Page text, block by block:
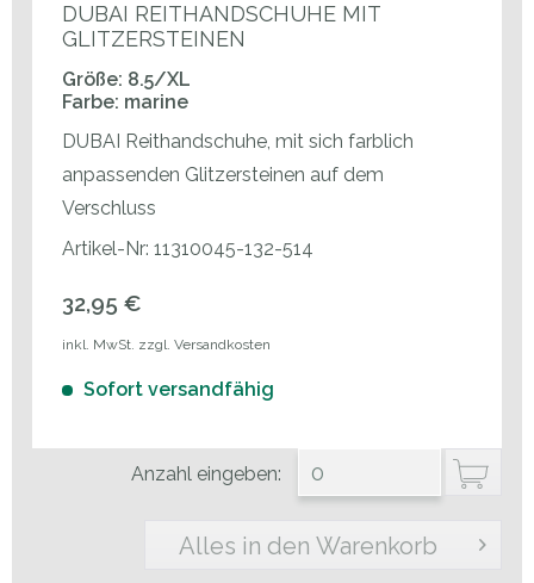
DUBAI REITHANDSCHUHE MIT
GLITZERSTEINEN
Größe: 8.5/XL
Farbe: marine
DUBAI Reithandschuhe, mit sich farblich
anpassenden Glitzersteinen auf dem
Verschluss
Artikel-Nr: 11310045-132-514
32,95 €
inkl. MwSt. zzgl. Versandkosten
Sofort versandfähig
Anzahl eingeben:
Alles in den Warenkorb